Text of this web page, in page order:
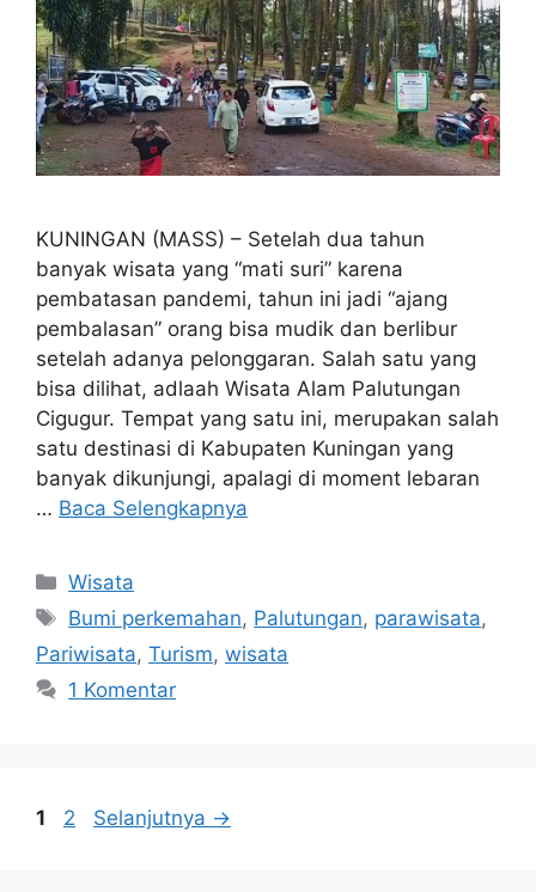
KUNINGAN (MASS) – Setelah dua tahun
banyak wisata yang “mati suri” karena
pembatasan pandemi, tahun ini jadi “ajang
pembalasan” orang bisa mudik dan berlibur
setelah adanya pelonggaran. Salah satu yang
bisa dilihat, adlaah Wisata Alam Palutungan
Cigugur. Tempat yang satu ini, merupakan salah
satu destinasi di Kabupaten Kuningan yang
banyak dikunjungi, apalagi di moment lebaran
… Baca Selengkapnya
Kategori
Wisata
Tag
Bumi perkemahan, Palutungan, parawisata,
Pariwisata, Turism, wisata
1 Komentar
Halaman
1 Halaman
2 Selanjutnya →